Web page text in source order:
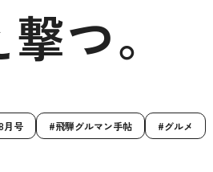
つ。
月号 飛騨グルマン手帖 グルメ